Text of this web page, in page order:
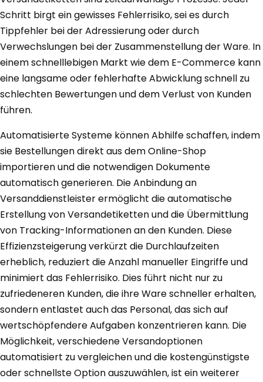
Schritt birgt ein gewisses Fehlerrisiko, sei es durch
Tippfehler bei der Adressierung oder durch
Verwechslungen bei der Zusammenstellung der Ware. In
einem schnelllebigen Markt wie dem E-Commerce kann
eine langsame oder fehlerhafte Abwicklung schnell zu
schlechten Bewertungen und dem Verlust von Kunden
führen.
Automatisierte Systeme können Abhilfe schaffen, indem
sie Bestellungen direkt aus dem Online-Shop
importieren und die notwendigen Dokumente
automatisch generieren. Die Anbindung an
Versanddienstleister ermöglicht die automatische
Erstellung von Versandetiketten und die Übermittlung
von Tracking-Informationen an den Kunden. Diese
Effizienzsteigerung verkürzt die Durchlaufzeiten
erheblich, reduziert die Anzahl manueller Eingriffe und
minimiert das Fehlerrisiko. Dies führt nicht nur zu
zufriedeneren Kunden, die ihre Ware schneller erhalten,
sondern entlastet auch das Personal, das sich auf
wertschöpfendere Aufgaben konzentrieren kann. Die
Möglichkeit, verschiedene Versandoptionen
automatisiert zu vergleichen und die kostengünstigste
oder schnellste Option auszuwählen, ist ein weiterer